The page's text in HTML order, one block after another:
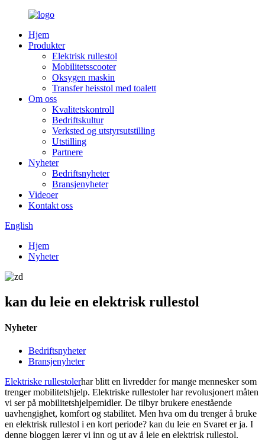
Hjem
Produkter
Elektrisk rullestol
Mobilitetsscooter
Oksygen maskin
Transfer heisstol med toalett
Om oss
Kvalitetskontroll
Bedriftskultur
Verksted og utstyrsutstilling
Utstilling
Partnere
Nyheter
Bedriftsnyheter
Bransjenyheter
Videoer
Kontakt oss
English
Hjem
Nyheter
kan du leie en elektrisk rullestol
Nyheter
Bedriftsnyheter
Bransjenyheter
Elektriske rullestolerhar blitt en livredder for mange mennesker som
trenger mobilitetshjelp. Elektriske rullestoler har revolusjonert måten
vi ser på mobilitetshjelpemidler. De tilbyr brukere enestående
uavhengighet, komfort og stabilitet. Men hva om du trenger å bruke
en elektrisk rullestol i en kort periode? kan du leie en Svaret er ja. I
denne bloggen lærer vi inn og ut av å leie en elektrisk rullestol.